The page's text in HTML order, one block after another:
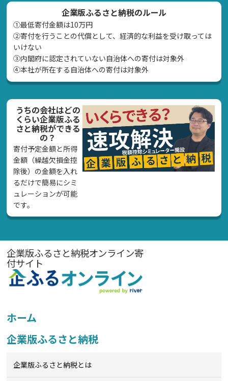
企業版ふるさと納税のルール
①最低寄付金額は10万円
②寄付を行うことの代償として、経済的な利益を受け取っては
いけない
➂内閣府に認定されていない自治体への寄付は対象外
④本社が所在する自治体への寄付は対象外
うちの会社はどの
くらい企業版ふる
さと納税ができる
の？
寄付予定金額と所得
金額（繰越欠損金控
除後）の金額を入れ
るだけで簡易にシミ
ュレーションが可能
です。
企業版ふるさと納税オンライン寄
付サイト
ホーム
企業版ふるさと納税
企業版ふるさと納税とは